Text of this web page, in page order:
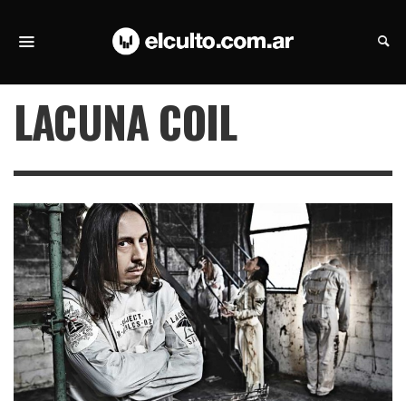
LACUNA COIL